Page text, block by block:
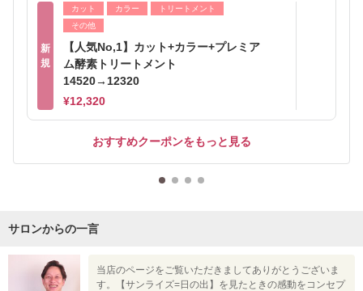
新
規
カット カラー
トリートメント
その他
【人気No,1】カット+カラー+プレミア
ム酵素トリートメント
14520→12320
¥12,320
おすすめクーポンをもっと見る
サロンからの一言
当店のページをご覧いただきましてありがとうございま
す。【サンライズ=日の出】を見たときの感動をコンセプ